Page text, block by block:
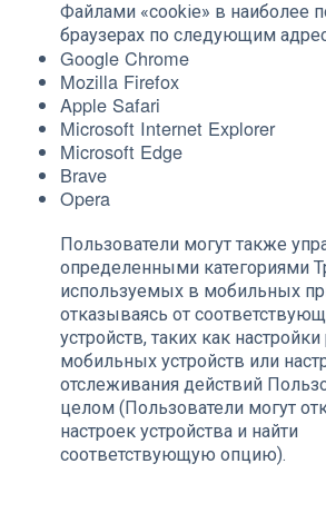
Файлами «cookie» в наиболее
браузерах по следующим
Google Chrome
Mozilla Firefox
Apple Safari
Microsoft Internet Explorer
Microsoft Edge
Brave
Opera
Пользователи могут также
определенными категориями
используемых в мобильных
отказываясь от
устройств, таких как
мобильных устройств или
отслеживания действий
целом (Пользователи могут
настроек устройства и найти
соответствующую опцию).